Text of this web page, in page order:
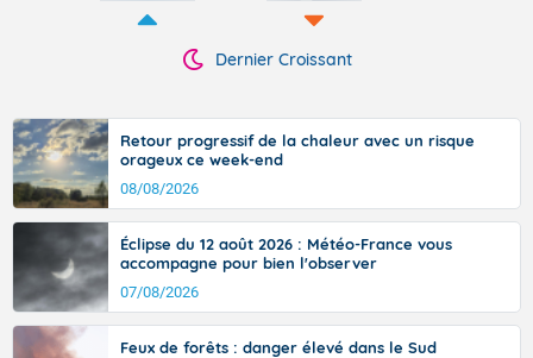
Dernier Croissant
Retour progressif de la chaleur avec un risque
orageux ce week-end
08/08/2026
Éclipse du 12 août 2026 : Météo-France vous
accompagne pour bien l'observer
07/08/2026
Feux de forêts : danger élevé dans le Sud